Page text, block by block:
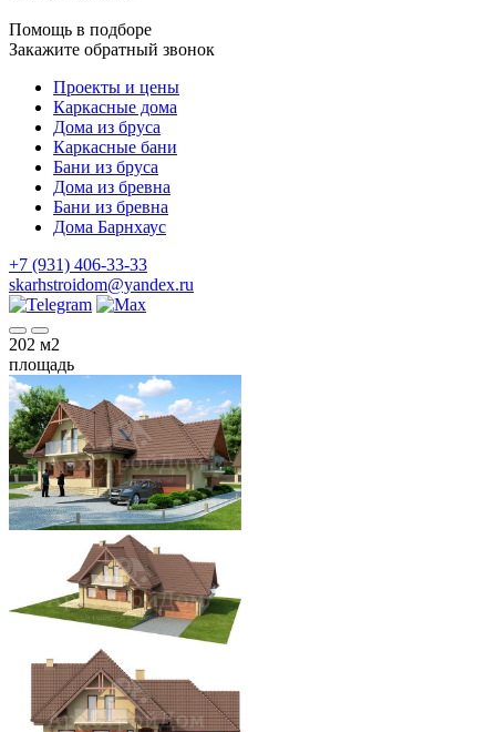
Помощь в подборе
Закажите обратный звонок
Проекты и цены
Каркасные дома
Дома из бруса
Каркасные бани
Бани из бруса
Дома из бревна
Бани из бревна
Дома Барнхаус
+7 (931) 406-33-33
skarhstroidom@yandex.ru
202 м2
площадь